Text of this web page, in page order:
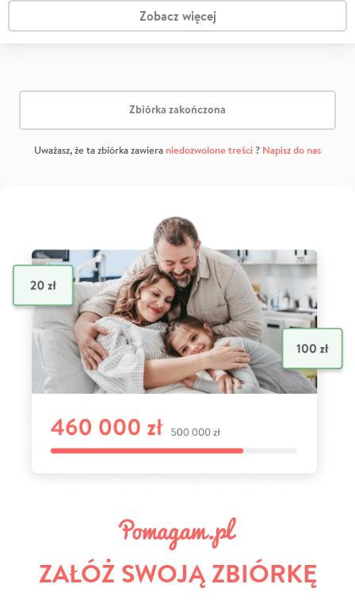
Zobacz więcej
Zbiórka zakończona
Uważasz, że ta zbiórka zawiera niedozwolone treści? Napisz do nas
ZAŁÓŻ SWOJĄ ZBIÓRKĘ